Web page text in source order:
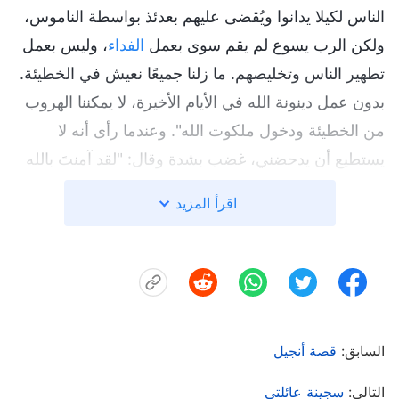
الناس لكيلا يدانوا ويُقضى عليهم بعدئذ بواسطة الناموس،
ولكن الرب يسوع لم يقم سوى بعمل الفداء، وليس بعمل
تطهير الناس وتخليصهم. ما زلنا جميعًا نعيش في الخطيئة.
بدون عمل دينونة الله في الأيام الأخيرة، لا يمكننا الهروب
من الخطيئة ودخول ملكوت الله". وعندما رأى أنه لا
يستطيع أن يدحضني، غضب بشدة وقال: "لقد آمنتَ بالله
قلتُ، تأتي بدليل لتدحضني، لذا لا يمكنني قول أي شيء
إلى مجيئه كل يوم، فلماذا إذًا، بعد سماع أن الرب عاد، لم
يحجم عن النظر في ذلك فحسب، بل غضب جدًا أيضًا؟
المفاهيم الدينية. ينبغي علي إيجاد فرصة أخرى للدخول
في شركة معه".
اقرأ المزيد
السابق: قصة أنجيل
التالي: سجينة عائلتي